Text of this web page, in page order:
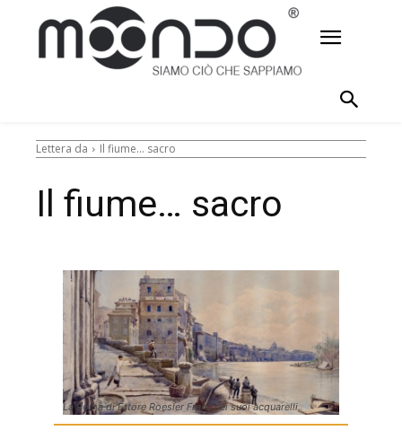
Lettera da Il fiume… sacro
Il fiume… sacro
La Roma di Ettore Roesler Franz nei suoi acquarelli.